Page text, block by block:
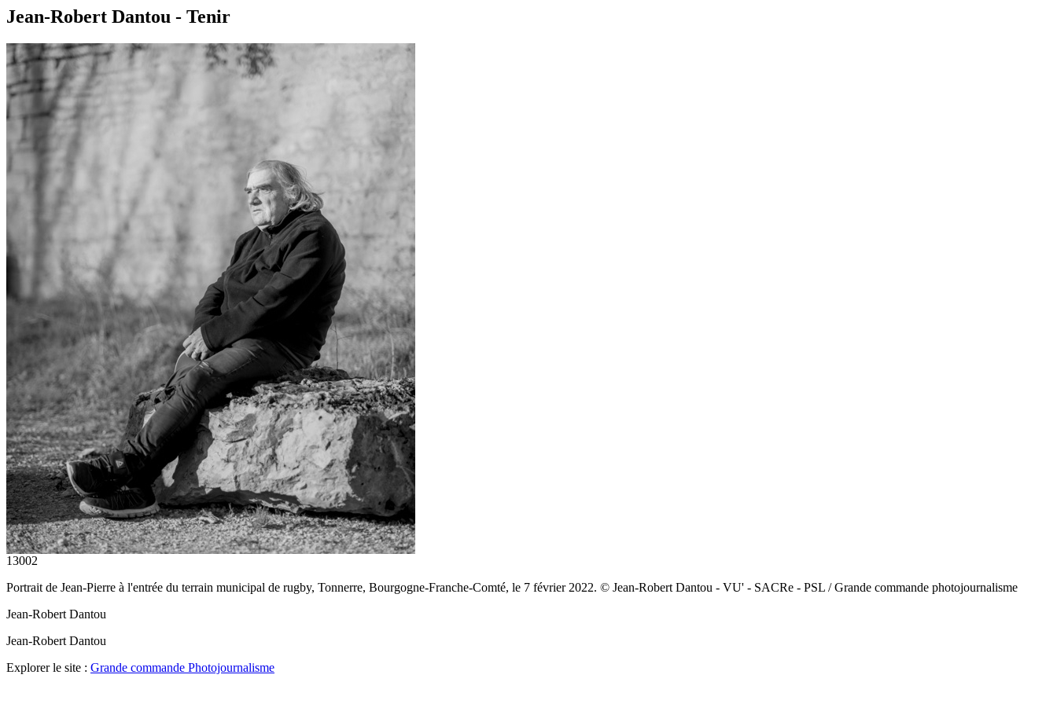
Jean-Robert Dantou - Tenir
13002
Portrait de Jean-Pierre à l'entrée du terrain municipal de rugby, Tonnerre, Bourgogne-Franche-Comté, le 7 février 2022. © Jean-Robert Dantou - VU' - SACRe - PSL / Grande commande photojournalisme
Jean-Robert Dantou
Jean-Robert Dantou
Explorer le site : Grande commande Photojournalisme